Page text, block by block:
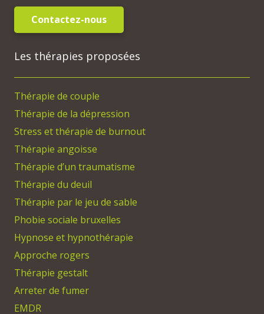
Contactez-nous
Les thérapies proposées
Thérapie de couple
Thérapie de la dépression
Stress et thérapie de burnout
Thérapie angoisse
Thérapie d’un traumatisme
Thérapie du deuil
Thérapie par le jeu de sable
Phobie sociale bruxelles
Hypnose et hypnothérapie
Approche rogers
Thérapie gestalt
Arreter de fumer
EMDR